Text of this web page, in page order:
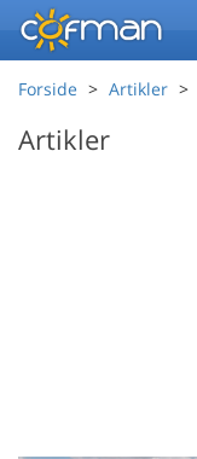
Forside Artikler
Artikler